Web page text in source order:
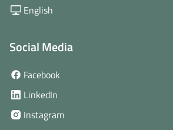
English
Social Media
Facebook
Fenster)
LinkedIn
neuem
Instagram(öffnet